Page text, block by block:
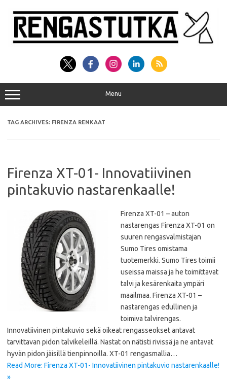
content
Menu
TAG ARCHIVES: FIRENZA RENKAAT
Firenza XT-01- Innovatiivinen
pintakuvio nastarenkaalle!
Firenza XT-01 – auton
nastarengas Firenza XT-01 on
suuren rengasvalmistajan
Sumo Tires omistama
tuotemerkki. Sumo Tires toimii
useissa maissa ja he toimittavat
talvi ja kesärenkaita ympäri
maailmaa. Firenza XT-01 –
nastarengas edullinen ja
toimiva talvirengas.
Innovatiivinen pintakuvio sekä oikeat rengasseokset antavat
tarvittavan pidon talvikeleillä. Nastat on nätisti rivissä ja ne antavat
hyvän pidon jäisillä tienpinnoilla. XT-01 rengasmallia…
Read More: Firenza XT-01- Innovatiivinen pintakuvio nastarenkaalle!
»